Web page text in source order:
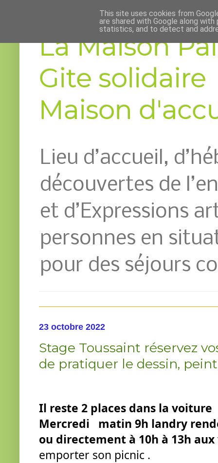
La Maison
Gite solidaire
Maison
Lieu d’accueil,
découvertes de
et d’Expressions
personnes en
pour des séjours
23 octobre 2022
Stage Toussaint réservez
de pratiquer le dessin,
Il reste 2 places dans la voiture
Mercredi   matin 9h landry
ou directement à 10h à 13h
emporter son picnic .
This site uses cookies from
are shared with Google along
statistics, and to detect and